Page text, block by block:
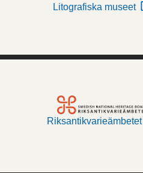
Litografiska museet
Riksantikvarieämbetet